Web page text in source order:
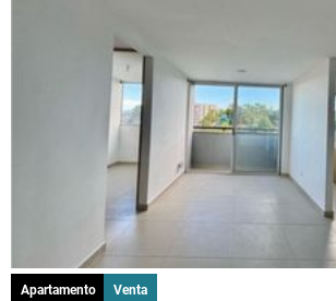
Apartamento Venta